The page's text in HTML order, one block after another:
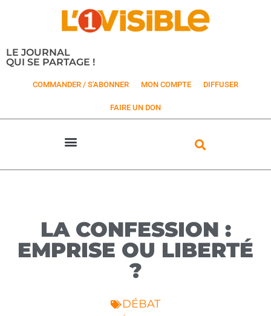
LE JOURNAL
QUI SE PARTAGE !
COMMANDER / S'ABONNER MON COMPTE DIFFUSER
FAIRE UN DON
LA CONFESSION :
EMPRISE OU LIBERTÉ
?
DÉBAT